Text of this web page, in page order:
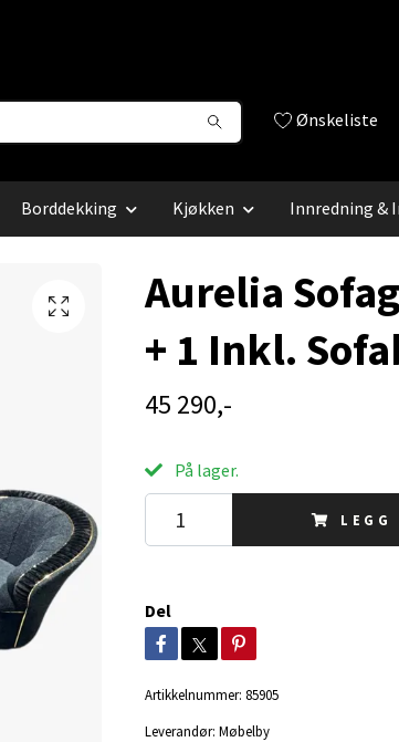
Ønskeliste
Borddekking Kjøkken Innredning &
Aurelia
+ 1 Inkl.
45 290,-
På lager.
LEGG
Del
Artikkelnummer: 85905
Leverandør: Møbelby